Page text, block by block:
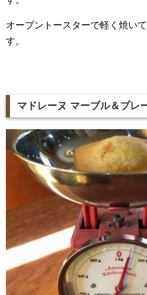
オーブントースターで軽く焼い
す。
マドレーヌ マーブル＆プレ